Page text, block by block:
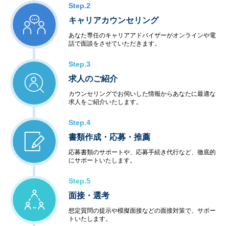
Step.2
キャリアカウンセリング
あなた専任のキャリアアドバイザーがオンラインや電
話で面談をさせていただきます。
Step.3
求人のご紹介
カウンセリングでお伺いした情報からあなたに最適な
求人をご紹介いたします。
Step.4
書類作成・応募・推薦
応募書類のサポートや、応募手続き代行など、徹底的
にサポートいたします。
Step.5
面接・選考
想定質問の提示や模擬面接などの面接対策で、サポー
トいたします。